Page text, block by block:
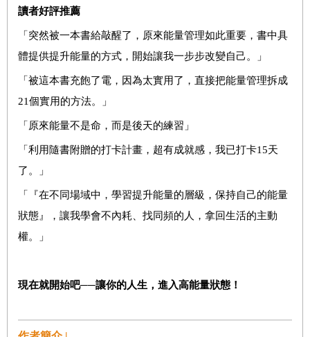
讀者好評推薦
「突然被一本書給敲醒了，原來能量管理如此重要，書中具
體提供提升能量的方式，開始讓我一步步改變自己。」
「被這本書充飽了電，因為太實用了，直接把能量管理拆成
21個實用的方法。」
「原來能量不是命，而是後天的練習」
「利用隨書附贈的打卡計畫，超有成就感，我已打卡15天
了。」
「『在不同場域中，學習提升能量的層級，保持自己的能量
狀態』，讓我學會不內耗、找同頻的人，拿回生活的主動
權。」
現在就開始吧──讓你的人生，進入高能量狀態！